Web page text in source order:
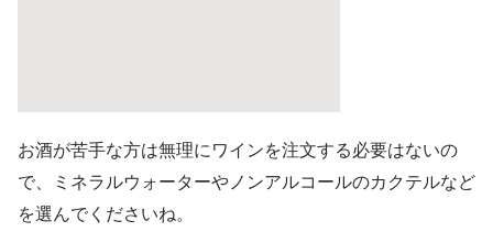
お酒が苦手な方は無理にワインを注文する必要はないの
で、ミネラルウォーターやノンアルコールのカクテルなど
を選んでくださいね。